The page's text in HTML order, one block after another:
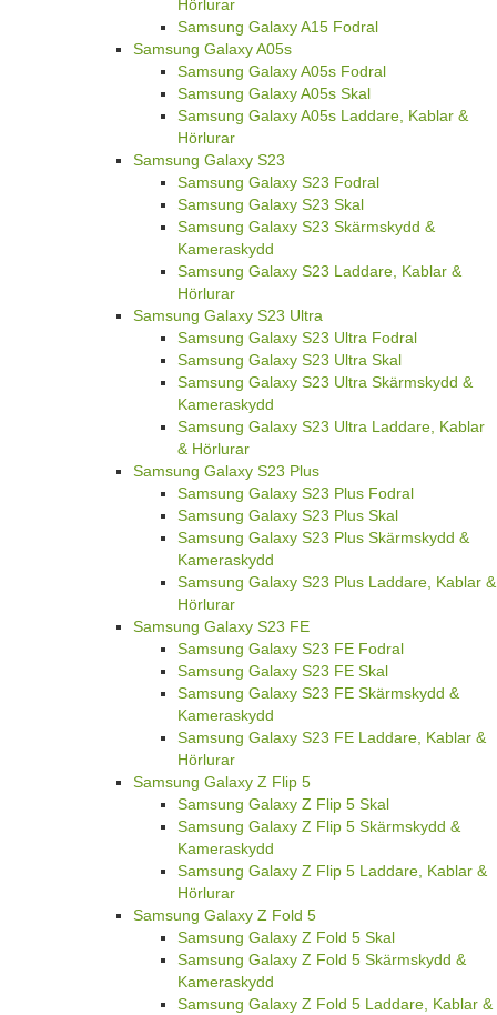
Hörlurar
Samsung Galaxy A15 Fodral
Samsung Galaxy A05s
Samsung Galaxy A05s Fodral
Samsung Galaxy A05s Skal
Samsung Galaxy A05s Laddare, Kablar &
Hörlurar
Samsung Galaxy S23
Samsung Galaxy S23 Fodral
Samsung Galaxy S23 Skal
Samsung Galaxy S23 Skärmskydd &
Kameraskydd
Samsung Galaxy S23 Laddare, Kablar &
Hörlurar
Samsung Galaxy S23 Ultra
Samsung Galaxy S23 Ultra Fodral
Samsung Galaxy S23 Ultra Skal
Samsung Galaxy S23 Ultra Skärmskydd &
Kameraskydd
Samsung Galaxy S23 Ultra Laddare, Kablar
& Hörlurar
Samsung Galaxy S23 Plus
Samsung Galaxy S23 Plus Fodral
Samsung Galaxy S23 Plus Skal
Samsung Galaxy S23 Plus Skärmskydd &
Kameraskydd
Samsung Galaxy S23 Plus Laddare, Kablar &
Hörlurar
Samsung Galaxy S23 FE
Samsung Galaxy S23 FE Fodral
Samsung Galaxy S23 FE Skal
Samsung Galaxy S23 FE Skärmskydd &
Kameraskydd
Samsung Galaxy S23 FE Laddare, Kablar &
Hörlurar
Samsung Galaxy Z Flip 5
Samsung Galaxy Z Flip 5 Skal
Samsung Galaxy Z Flip 5 Skärmskydd &
Kameraskydd
Samsung Galaxy Z Flip 5 Laddare, Kablar &
Hörlurar
Samsung Galaxy Z Fold 5
Samsung Galaxy Z Fold 5 Skal
Samsung Galaxy Z Fold 5 Skärmskydd &
Kameraskydd
Samsung Galaxy Z Fold 5 Laddare, Kablar &